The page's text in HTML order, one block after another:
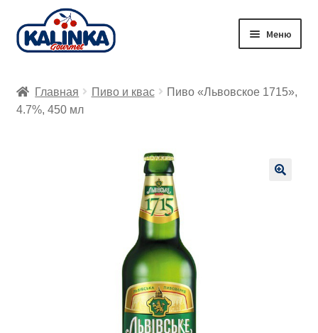
Перейти
к
Перейти
к
Меню
Заказ онлайн
Главная Пиво и квас
Пиво «Львовское 1715»,
4.7%, 450 мл